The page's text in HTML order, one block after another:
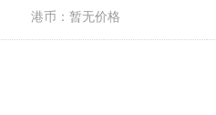
港币： 暂无价格